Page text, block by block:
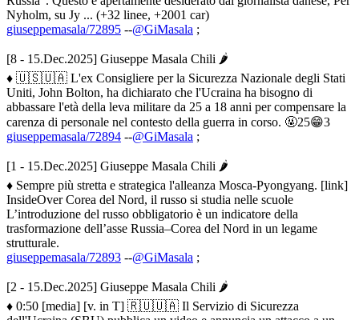
Nyholm, su Jy ... (+32 linee, +2001 car)
giuseppemasala/72895 --@GiMasala ;
[8 - 15.Dec.2025] Giuseppe Masala Chili 🌶
♦ 🇺🇸🇺🇦 L'ex Consigliere per la Sicurezza Nazionale degli Stati
Uniti, John Bolton, ha dichiarato che l'Ucraina ha bisogno di
abbassare l'età della leva militare da 25 a 18 anni per compensare la
carenza di personale nel contesto della guerra in corso. 🤬25😁3
giuseppemasala/72894 --@GiMasala ;
[1 - 15.Dec.2025] Giuseppe Masala Chili 🌶
♦ Sempre più stretta e strategica l'alleanza Mosca-Pyongyang. [link]
InsideOver Corea del Nord, il russo si studia nelle scuole
L’introduzione del russo obbligatorio è un indicatore della
trasformazione dell’asse Russia–Corea del Nord in un legame
strutturale.
giuseppemasala/72893 --@GiMasala ;
[2 - 15.Dec.2025] Giuseppe Masala Chili 🌶
♦ 0:50 [media] [v. in T] 🇷🇺🇺🇦 Il Servizio di Sicurezza